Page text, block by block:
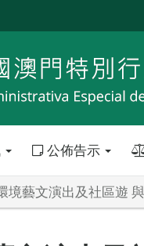
公佈告示
境藝文演出及社區遊